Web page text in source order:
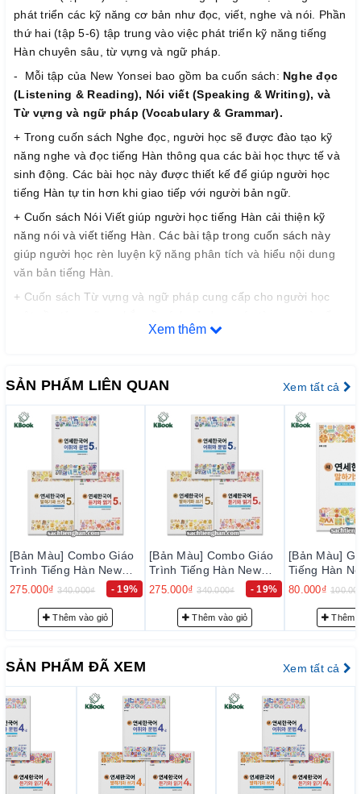
phát triển các kỹ năng cơ bản như đọc, viết, nghe và nói. Phần
thứ hai (tập 5-6) tập trung vào việc phát triển kỹ năng tiếng
Hàn chuyên sâu, từ vựng và ngữ pháp.
- Mỗi tập của New Yonsei bao gồm ba cuốn sách: Nghe đọc
(Listening & Reading), Nói viết (Speaking & Writing), và
Từ vựng và ngữ pháp (Vocabulary & Grammar).
+ Trong cuốn sách Nghe đọc, người học sẽ được đào tạo kỹ
năng nghe và đọc tiếng Hàn thông qua các bài học thực tế và
sinh động. Các bài học này được thiết kế để giúp người học
tiếng Hàn tự tin hơn khi giao tiếp với người bản ngữ.
+ Cuốn sách Nói Viết giúp người học tiếng Hàn cải thiện kỹ
năng nói và viết tiếng Hàn. Các bài tập trong cuốn sách này
giúp người học rèn luyện kỹ năng phân tích và hiểu nội dung
văn bản tiếng Hàn.
+ Cuốn sách Từ vựng và ngữ pháp cung cấp cho người học
trúc ngữ pháp tiếng Hàn. Các bài tập trong cuốn sách này giúp
ƯU ĐIỂM CỦA SÁCH
Cấu trúc rõ ràng và dễ hiểu: Giáo trình New Yonsei
được chia thành các tập và mỗi tập lại được chia thành
3 cuốn, bao gồm nghe nói, đọc viết, từ vựng ngữ pháp.
Các bài học được thiết kế rõ ràng và dễ hiểu để giúp
học sinh dễ dàng tiếp cận và học tập.
Phù hợp với nhiều trình độ: Giáo trình New Yonsei có
nhiều tập, từ cơ bản đến nâng cao, phù hợp với nhiều
trình độ của học sinh. Đồng thời, giáo trình này cũng
cung cấp các tài liệu học tập cho các kỹ năng khác
nhau như kỹ năng nghe, nói, đọc và viết.
Nội dung đa dạng và thú vị: Giáo trình New Yonsei cung
cấp nhiều nội dung học tập khác nhau, từ văn phạm
sinh có thể học được nhiều chủ đề khác nhau và được
hướng dẫn cách sử dụng tiếng Hàn trong những tình
huống khác nhau.
Xem thêm
SẢN PHẨM LIÊN QUAN Xem tất cả
[Bản Màu] Combo Giáo
Trình Tiếng Hàn New
Yonsei Korean 5-2 - 새
275.000₫ 340.000₫ - 19%
Thêm vào giỏ
[Bản Màu] Giáo Trình
Tiếng Hàn New Yonsei
Korean Nói Viết 4-1 - 새
연세한국어 말하기와 쓰
기 4-1
80.000₫ 100.000₫ - 20%
Thêm vào giỏ
[Bản Màu]
Tiếng Hàn
Korean Nói
기 4-2
80.000₫
SẢN PHẨM ĐÃ XEM Xem tất cả